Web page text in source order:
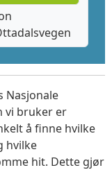
Nasjonale
vi bruker er
å finne hvilke
hvilke
hit. Dette gjør